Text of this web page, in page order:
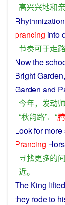
高兴兴地和
Rhythmization
prancing into
节奏可于走路
Now the
BrightGarden,
Garden and
今年， 发动
“秋韵路”、“
Lookfor more
Prancing
寻找更多的
近。
The King lifted
they rodeto